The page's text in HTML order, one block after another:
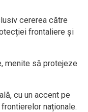
cererea către
frontaliere și
menite să protejeze
cu un accent pe
naționale.